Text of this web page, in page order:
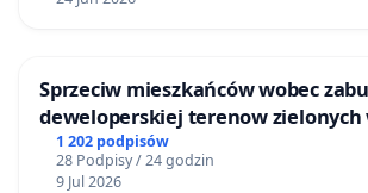
Sprzeciw mieszkańców wobec
deweloperskiej terenow zielonych
Bulwarów Straceńskich w Bielsku-
1 202 podpisów
28 Podpisy / 24 godzin
9 Jul 2026